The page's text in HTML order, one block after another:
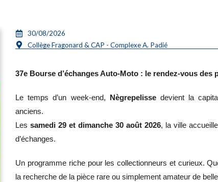
30/08/2026
Collège Fragonard & CAP - Complexe A. Padié
37e Bourse d’échanges Auto-Moto : le rendez-vous des
Le temps d’un week-end, Nègrepelissedevient la
anciens.
Lessamedi 29 et dimanche 30 août 2026, la ville
d’échanges.
Un programme riche pour les collectionneurs et curieux.
la recherche de la pièce rare ou simplement amateur de